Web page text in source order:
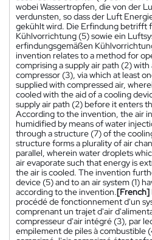
wobei Wassertropfen, die von der
verdunsten, so dass der Luft
gekühlt wird. Die Erfindung betrifft
Kühlvorrichtung (5) sowie ein
erfindungsgemäßen
invention relates to a method for
comprising a supply air path (2)
compressor (3), via which at least
supplied with compressed air,
cooled with the aid of a cooling
supply air path (2) before it enters
According to the invention, the air
humidified by means of water
through a structure (7) of the
structure forms a plurality of air
parallel, wherein water droplets
air evaporate such that energy is
the air is cooled. The invention
device (5) and to an air system (1)
according to the invention.[French]
procédé de fonctionnement d'un
comprenant un trajet d'air
compresseur d'air intégré (3), par
empilement de piles à combustible